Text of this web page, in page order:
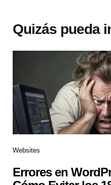
Quizás pueda
Websites
Errores en